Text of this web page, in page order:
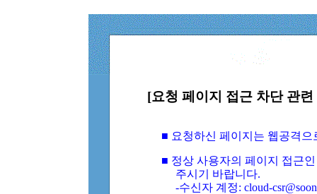
[요청 페이지 접근 차단 관
■ 요청하신 페이지는 웹공격
■ 정상 사용자의 페이지 접근
주시기 바랍니다.
-수신자 계정: cloud-